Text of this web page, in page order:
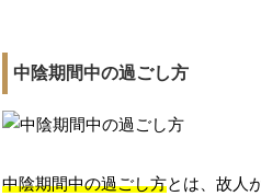
中陰期間中の過ごし方
中陰期間中の過ごし方とは、故人